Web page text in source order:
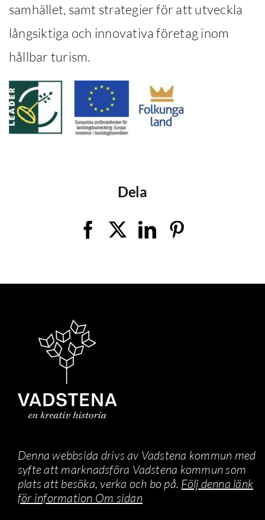
samhället, samt strategier för att utveckla
långsiktiga och innovativa företag inom
hållbar turism.
Dela
Facebook
X LinkedIn
Denna webbsida drivs av Vadstena kommun med
syfte att marknadsföra Vadstena kommun som
plats att besöka, verka och bo på. Följ denna länk
för information Om sidan